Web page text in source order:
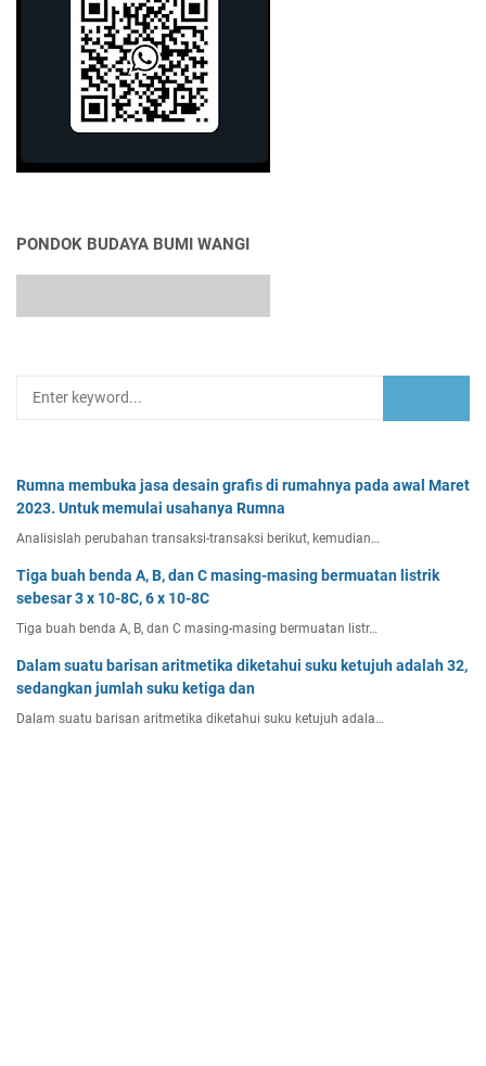
PONDOK BUDAYA BUMI WANGI
Rumna membuka jasa desain grafis di rumahnya pada awal Maret
2023. Untuk memulai usahanya Rumna
Analisislah perubahan transaksi-transaksi berikut, kemudian…
Tiga buah benda A, B, dan C masing-masing bermuatan listrik
sebesar 3 x 10-8C, 6 x 10-8C
Tiga buah benda A, B, dan C masing-masing bermuatan listr…
Dalam suatu barisan aritmetika diketahui suku ketujuh adalah 32,
sedangkan jumlah suku ketiga dan
Dalam suatu barisan aritmetika diketahui suku ketujuh adala…